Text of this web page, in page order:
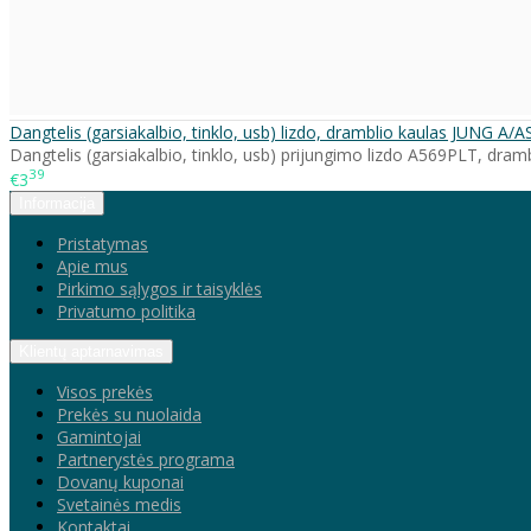
Dangtelis (garsiakalbio, tinklo, usb) lizdo, dramblio kaulas JUNG A/
Dangtelis (garsiakalbio, tinklo, usb) prijungimo lizdo A569PLT,
€339
Pristatymas
Apie mus
Pirkimo sąlygos ir taisyklės
Privatumo politika
Visos prekės
Prekės su nuolaida
Gamintojai
Partnerystės programa
Dovanų kuponai
Svetainės medis